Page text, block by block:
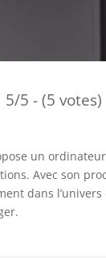
5/5 - (5 votes)
un
Avec son
dans l’univers